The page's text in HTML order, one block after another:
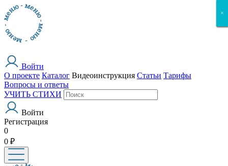
Войти
О проекте Каталог Видеоинструкция Статьи Тарифы
Вопросы и ответы
УЧИТЬ СТИХИ
Войти
Регистрация
0
0 ₽
×
×
×
×
×